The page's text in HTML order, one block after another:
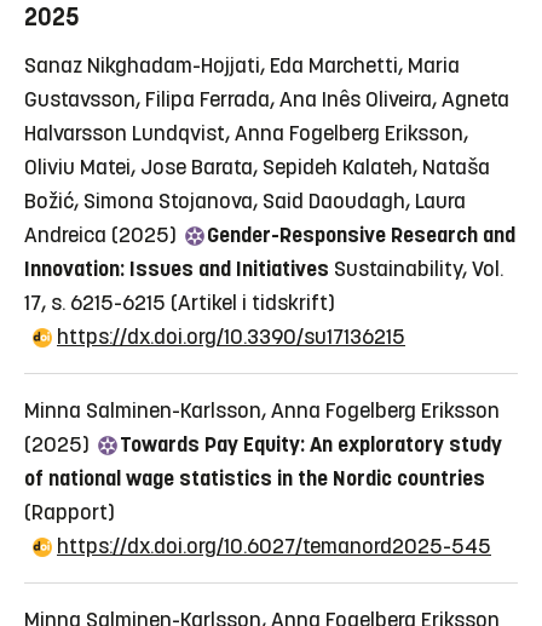
2025
Sanaz Nikghadam-Hojjati, Eda Marchetti, Maria
Gustavsson, Filipa Ferrada, Ana Inês Oliveira, Agneta
Halvarsson Lundqvist, Anna Fogelberg Eriksson,
Oliviu Matei, Jose Barata, Sepideh Kalateh, Nataša
Božić, Simona Stojanova, Said Daoudagh, Laura
Andreica (2025)
Gender-Responsive Research and
Innovation: Issues and Initiatives Sustainability, Vol.
17, s. 6215-6215 (Artikel i tidskrift)
https://dx.doi.org/10.3390/su17136215
Minna Salminen-Karlsson, Anna Fogelberg Eriksson
(2025)
Towards Pay Equity: An exploratory study
of national wage statistics in the Nordic countries
(Rapport)
https://dx.doi.org/10.6027/temanord2025-545
Minna Salminen-Karlsson, Anna Fogelberg Eriksson